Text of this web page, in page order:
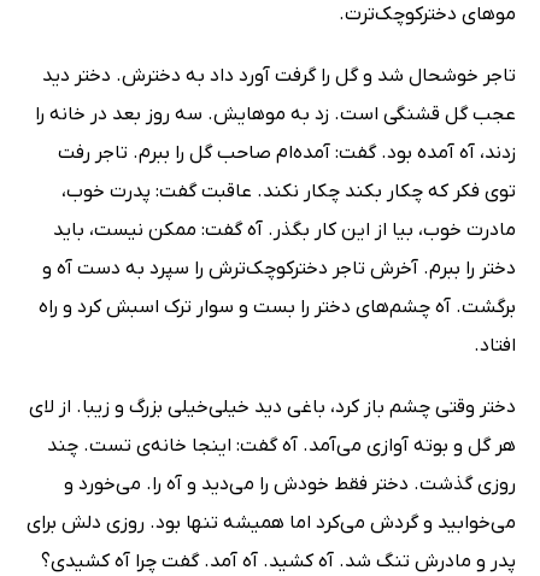
موهای دختر‌کوچک‌ترت.
تاجر خوشحال شد و گل ‌را گرفت آورد داد به‌ دخترش. دختر دید
عجب گل قشنگی است. زد به موهایش. سه روز بعد در‌ خانه را
زدند، آه آمده بود. گفت: آمده‌ام صاحب‌ گل‌ را ببرم. تاجر رفت
توی ‌فکر که چکار ‌بکند چکار ‌نکند. عاقبت گفت: پدرت ‌خوب،
مادرت‌ خوب، بیا از این ‌کار بگذر. ‌آه ‌گفت: ممکن نیست، باید
دختر را ببرم. آخرش تاجر دختر‌کوچک‌ترش را سپرد به دست آه و
برگشت. آه چشم‌های دختر را بست و سوار ترک اسبش ‌کرد و راه
افتاد.
دختر وقتی چشم باز ‌کرد، باغی ‌دید خیلی‌خیلی ‌بزرگ و زیبا. از لای
هر‌ گل و بوته آوازی می‌آمد. آه گفت: اینجا خانه‌ی تست. چند‌
روزی ‌گذشت. دختر فقط خودش را می‌دید و آه را. می‌خورد و
می‌خوابید و ‌گردش می‌کرد اما همیشه تنها بود. روزی ‌دلش برای
پدر و مادرش تنگ شد. آه‌ کشید. آه آمد. گفت چرا آه‌ کشیدی؟ ‌